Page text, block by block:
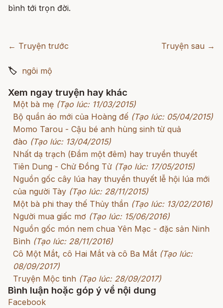
bình tới trọn đời.
← Truyện trước Truyện sau →
🏷 ngôi mộ
Xem ngay truyện hay khác
Một bà mẹ (Tạo lúc: 11/03/2015)
Bộ quần áo mới của Hoàng đế (Tạo lúc: 05/04/2015)
Momo Tarou - Cậu bé anh hùng sinh từ quả
đào (Tạo lúc: 13/04/2015)
Nhất dạ trạch (Đầm một đêm) hay truyền thuyết
Tiên Dung - Chử Đồng Tử (Tạo lúc: 17/05/2015)
Nguồn gốc cây lúa hay thuyền thuyết lễ hội lúa mới
của người Tày (Tạo lúc: 28/11/2015)
Một bà phi thay thế Thủy thần (Tạo lúc: 13/02/2016)
Người mua giấc mơ (Tạo lúc: 15/06/2016)
Nguồn gốc món nem chua Yên Mạc - đặc sản Ninh
Bình (Tạo lúc: 28/11/2016)
Cô Một Mắt, cô Hai Mắt và cô Ba Mắt (Tạo lúc:
08/09/2017)
Truyện Mộc tinh (Tạo lúc: 28/09/2017)
Bình luận hoặc góp ý về nội dung
Facebook